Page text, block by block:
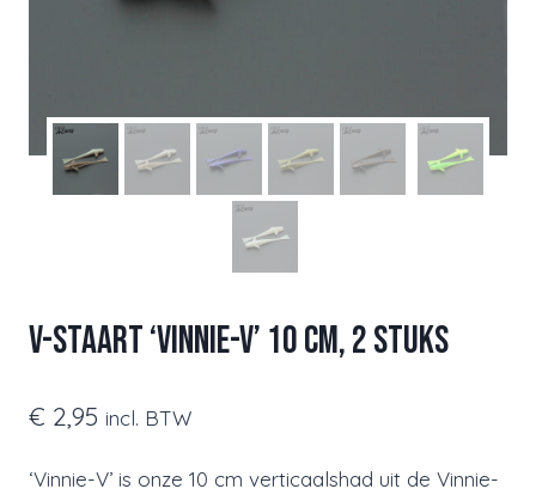
V-staart ‘Vinnie-V’ 10 cm, 2 stuks
€ 2,95 incl. BTW
‘Vinnie-V’ is onze 10 cm verticaalshad uit de Vinnie-